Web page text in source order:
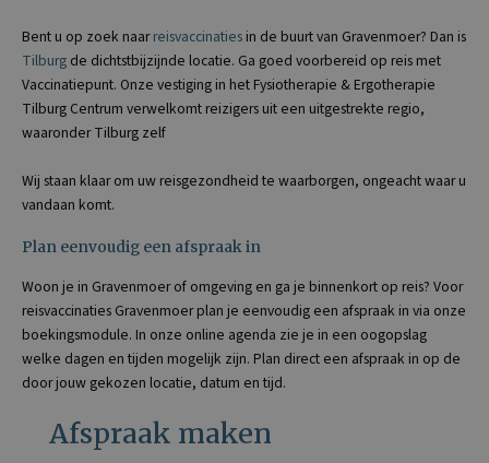
Bent u op zoek naarreisvaccinaties in de buurt van Gravenmoer? Dan is
Tilburg de dichtstbijzijnde locatie. Ga goed voorbereid op reis met
Vaccinatiepunt. Onze vestiging in het Fysiotherapie & Ergotherapie
Tilburg Centrum verwelkomt reizigers uit een uitgestrekte regio,
waaronder Tilburg zelf
Wij staan klaar om uw reisgezondheid te waarborgen, ongeacht waar u
vandaan komt.
Plan eenvoudig een afspraak in
Woon je in Gravenmoer of omgeving en ga je binnenkort op reis? Voor
reisvaccinaties Gravenmoer plan je eenvoudig een afspraak in via onze
boekingsmodule. In onze online agenda zie je in een oogopslag
welke dagen en tijden mogelijk zijn. Plan direct een afspraak in op de
door jouw gekozen locatie, datum en tijd.
Afspraak maken